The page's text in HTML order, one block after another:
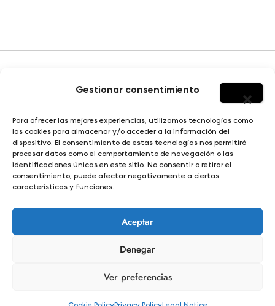
Gestionar consentimiento
Para ofrecer las mejores experiencias, utilizamos tecnologías como
las cookies para almacenar y/o acceder a la información del
dispositivo. El consentimiento de estas tecnologías nos permitirá
procesar datos como el comportamiento de navegación o las
identificaciones únicas en este sitio. No consentir o retirar el
consentimiento, puede afectar negativamente a ciertas
características y funciones.
Aceptar
Denegar
Ver preferencias
HOMBRE
MUJER
NIÑO
SOBRE YERBAJO
DISEÑO E ILUSTRACIÓN
© Yerbajo 2024
Condiciones de compra |Aviso legal |Política de privacidad |
Política de cookies |Términos y condiciones |
Propiedad intelectual y derechos de autor